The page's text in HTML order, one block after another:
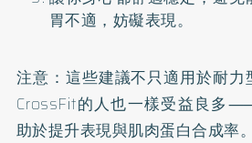
胃不適，妨礙表現。
注意：這些建議不只適用於耐
CrossFit的人也一樣受益良多
助於提升表現與肌肉蛋白合成率。